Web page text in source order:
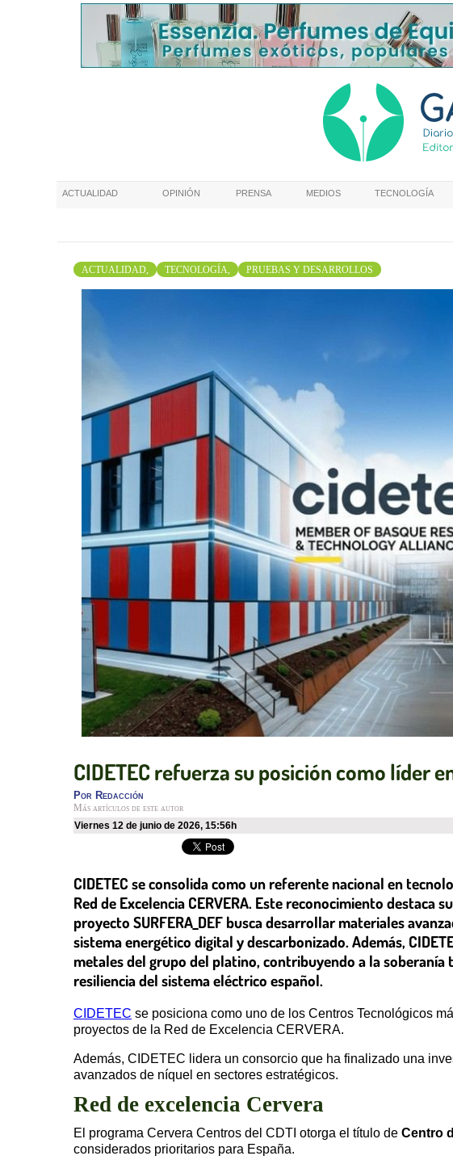
ACTUALIDAD OPINIÓN PRENSA MEDIOS TECNOLOGÍA
ACTUALIDAD, TECNOLOGÍA, PRUEBAS Y DESARROLLOS
CIDETEC refuerza su posición como líder
Por Redacción
Más artículos de este autor
viernes 12 de junio de 2026, 15:56h
CIDETEC se consolida como un referente nacional en
Red de Excelencia CERVERA. Este reconocimiento
proyecto SURFERA_DEF busca desarrollar materiales
sistema energético digital y descarbonizado. Además,
metales del grupo del platino, contribuyendo a la
resiliencia del sistema eléctrico español.
CIDETEC se posiciona como uno de los Centros Tecnológicos
proyectos de la Red de Excelencia CERVERA.
Además, CIDETEC lidera un consorcio que ha finalizado una
avanzados de níquel en sectores estratégicos.
Red de excelencia Cervera
El programa Cervera Centros del CDTI otorga el título de Centro
considerados prioritarios para España.